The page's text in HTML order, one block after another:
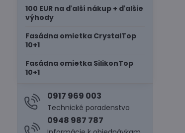
100 EUR na ďalší nákup + ďalšie
výhody
Fasádna omietka CrystalTop
10+1
Fasádna omietka SilikonTop
10+1
0917 969 003
Technické poradenstvo
0948 987 787